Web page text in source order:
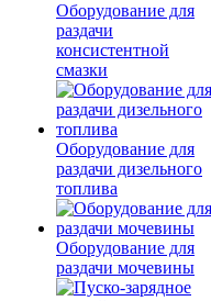
Оборудование для
раздачи
консистентной
смазки
Оборудование для
раздачи дизельного
топлива
Оборудование для
раздачи мочевины